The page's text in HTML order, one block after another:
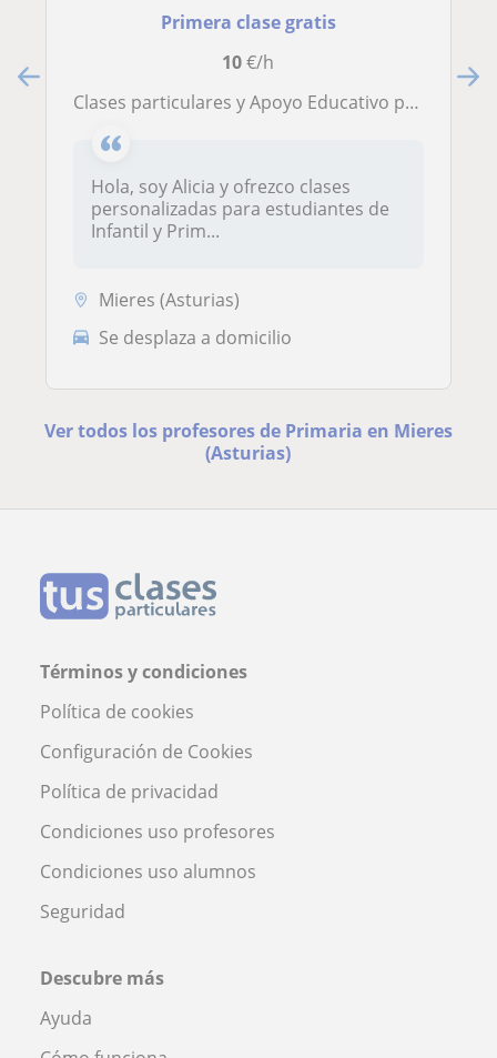
Primera clase gratis
10€/h
Clases particulares y Apoyo Educativo para alumnado de Infantil y Primaria ✅🎓
Hola, soy Alicia y ofrezco clases
personalizadas para estudiantes de
Infantil y Prim...
Mieres (Asturias)
Se desplaza a domicilio
Ver todos los profesores de Primaria en Mieres
(Asturias)
Términos y condiciones
Política de cookies
Configuración de Cookies
Política de privacidad
Condiciones uso profesores
Condiciones uso alumnos
Seguridad
Descubre más
Ayuda